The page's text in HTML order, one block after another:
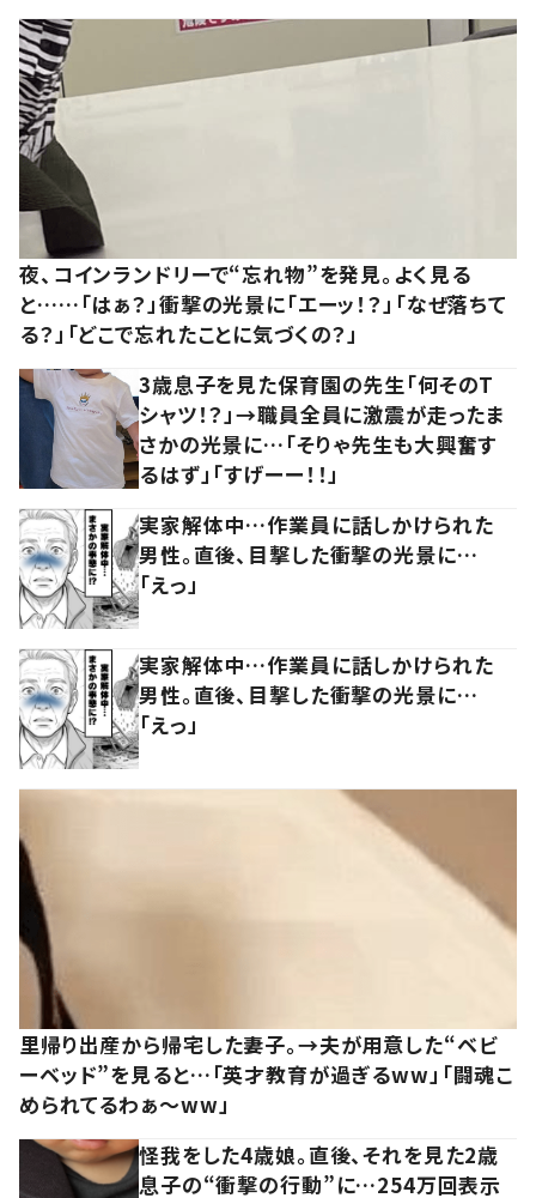
夜、コインランドリーで“忘れ物”を発見。よく見る
と……「はぁ？」衝撃の光景に「エーッ！？」「なぜ落ちて
る？」「どこで忘れたことに気づくの？」
3歳息子を見た保育園の先生「何そのT
シャツ！？」→職員全員に激震が走ったま
さかの光景に…「そりゃ先生も大興奮す
るはず」「すげーー！！」
実家解体中…作業員に話しかけられた
男性。直後、目撃した衝撃の光景に…
「えっ」
実家解体中…作業員に話しかけられた
男性。直後、目撃した衝撃の光景に…
「えっ」
里帰り出産から帰宅した妻子。→夫が用意した“ベビ
ーベッド”を見ると…「英才教育が過ぎるww」「闘魂こ
められてるわぁ～ww」
怪我をした4歳娘。直後、それを見た2歳
息子の“衝撃の行動”に…254万回表示